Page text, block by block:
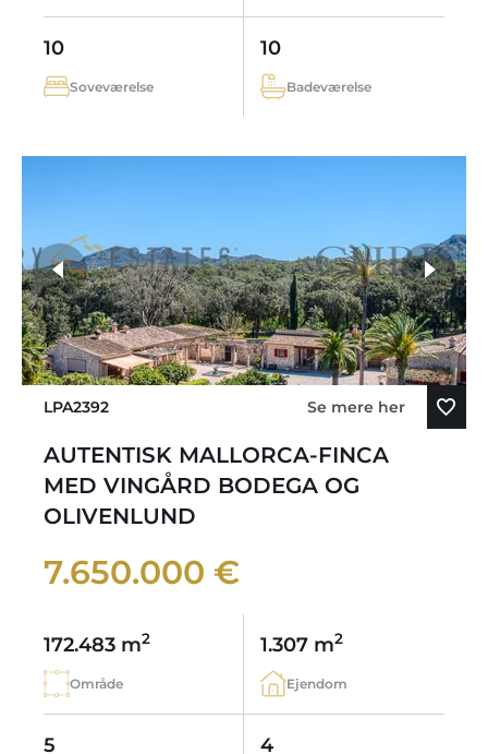
10
Soveværelse
10
Badeværelse
LPA2392 Se mere her
AUTENTISK MALLORCA-FINCA
MED VINGÅRD BODEGA OG
OLIVENLUND
7.650.000 €
172.483 m2
Område
1.307 m2
Ejendom
5 4